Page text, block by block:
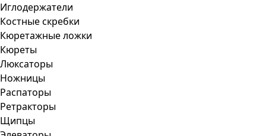
Иглодержатели
Костные скребки
Кюретажные ложки
Кюреты
Люксаторы
Ножницы
Распаторы
Ретракторы
Щипцы